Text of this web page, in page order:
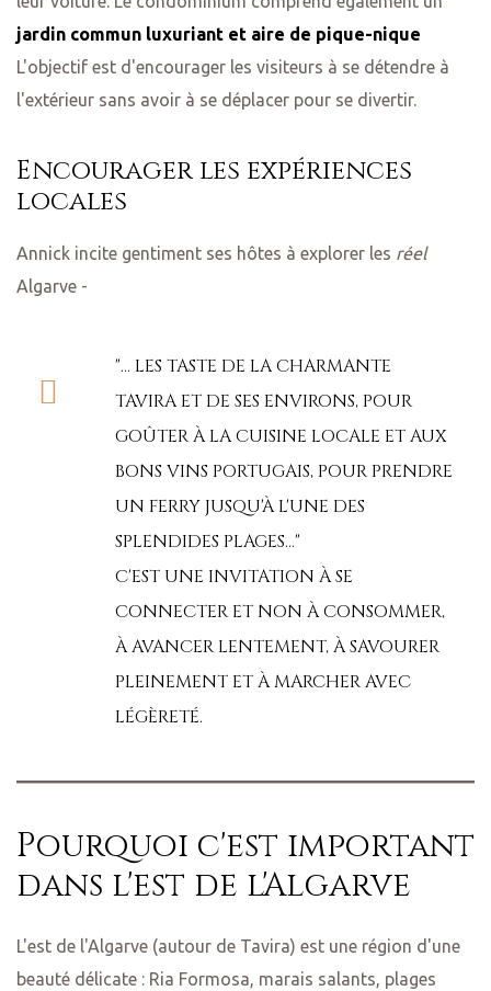
jardin commun luxuriant et aire de pique-nique
L'objectif est d'encourager les visiteurs à se détendre à
l'extérieur sans avoir à se déplacer pour se divertir.
Encourager les expériences
locales
Annick incite gentiment ses hôtes à explorer les réel
Algarve -
"... LES TASTE DE LA CHARMANTE
TAVIRA ET DE SES ENVIRONS, POUR
GOÛTER À LA CUISINE LOCALE ET AUX
BONS VINS PORTUGAIS, POUR PRENDRE
UN FERRY JUSQU'À L'UNE DES
SPLENDIDES PLAGES..."
C'EST UNE INVITATION À SE
CONNECTER ET NON À CONSOMMER,
À AVANCER LENTEMENT, À SAVOURER
PLEINEMENT ET À MARCHER AVEC
LÉGÈRETÉ.
Pourquoi c'est important
dans l'est de l'Algarve
L'est de l'Algarve (autour de Tavira) est une région d'une
beauté délicate : Ria Formosa, marais salants, plages